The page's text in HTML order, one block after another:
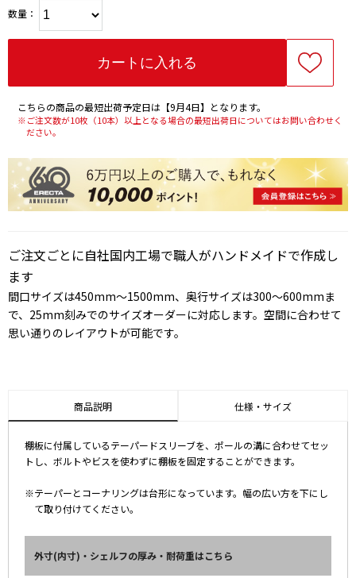
数量：
こちらの商品の最短出荷予定日は【9月4日】となります。
※ご注文数が10枚（10本）以上となる場合の最短出荷日についてはお問い合わせく
ださい。
ご注文ごとに自社国内工場で職人がハンドメイドで作成し
ます
間口サイズは450mm～1500mm、奥行サイズは300～600mmま
で、25mm刻みでのサイズオーダーに対応します。空間に合わせて
思い通りのレイアウトが可能です。
商品説明 仕様・サイズ
棚板に付属しているテーパードスリーブを、ポールの溝に合わせてセッ
トし、ボルトやビスを使わずに棚板を固定することができます。
※テーパーとコーナリングは台形になっています。幅の広い方を下にし
て取り付けてください。
外寸(内寸)・シェルフの厚み・耐荷重はこちら